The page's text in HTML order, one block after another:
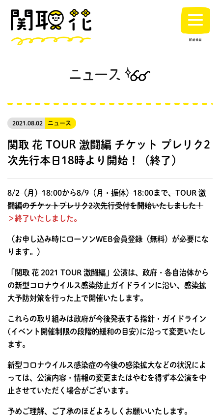
2021.08.02 ニュース
関取 花 TOUR 激闘編 チケット プレリク2
次先行本日18時より開始！（終了）
8/2（月）18:00から8/9（月・振休）18:00まで、TOUR 激
闘編のチケットプレリク2次先行受付を開始いたしました！
＞終了いたしました。
（お申し込み時にローソンWEB会員登録（無料）が必要にな
ります。）
「関取 花 2021 TOUR 激闘編」公演は、政府・各自治体から
の新型コロナウイルス感染防止ガイドラインに沿い、感染拡
大予防対策を行った上で開催いたします。
これらの取り組みは政府が今後発表する指針・ガイドライン
(イベント開催制限の段階的緩和の目安)に沿って変更いたし
ます。
新型コロナウイルス感染症の今後の感染拡大などの状況によ
っては、公演内容・情報の変更またはやむを得ず本公演を中
止させていただく場合がございます。
予めご理解、ご了承のほどよろしくお願いいたします。